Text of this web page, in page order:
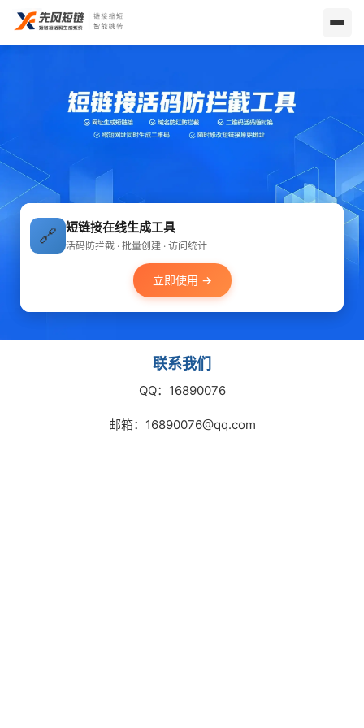
🔗 短链接在线生成工具
活码防拦截 · 批量创建 · 访问统计
立即使用 →
联系我们
QQ：16890076
邮箱：16890076@qq.com